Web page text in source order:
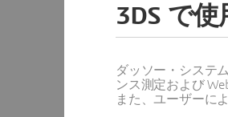
ル
は、
Form 4
ナー企
3DS で
ダッソー・システ
ンス測定および
また、ユーザーに